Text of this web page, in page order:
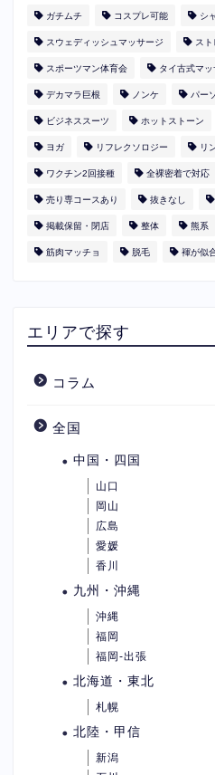
ガチムチ コスプレ可能 シ
スウェディッシュマッサージ ス
スポーツマン体育会 タイ古式マッ
デカマラ巨根 ノンケ パー
ビジネススーツ ホットストーン
ヨガ リフレクソロジー リ
ワクチン2回接種 全裸密着で対応
売り専コースあり 抜きなし
掲載保留・閉店 整体 熊系
筋肉マッチョ 脱毛 褌が似
エリアで探す
コラム
全国
中国・四国
山口
岡山
広島
愛媛
香川
九州・沖縄
沖縄
福岡
福岡-出張
北海道・東北
札幌
北陸・甲信
新潟